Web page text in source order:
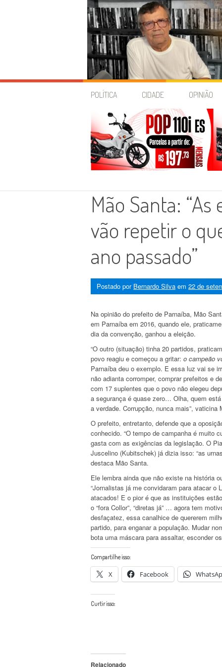
Skip
POLÍTICA CIDADE OPINIÃO
Mão Santa:
vão repetir o
ano passado”
Postado por Bernardo Silva em 22 de
Na opinião do prefeito de Parnaíba, Mão
em Parnaíba em 2016, quando ele,
dia da convenção, ganhou a eleição.
“O outro (situação) tinha 20 partidos,
povo reagiu e começou a gritar: o campeão
Parnaíba deu o exemplo. E essa luz vai se
não adianta corromper, comprar prefeitos e
com 17 suplentes que o povo não elegeu
a segurança é quase zero… Olha, quem
a verdade. Corrupção, nunca mais”, vaticina
O prefeito, entretanto, defende que a
conhecido. “O tempo de campanha é muito
gasta com as exigências da legislação. O
Juscelino (Kubitschek) já dizia isso: “as
destaca Mão Santa.
Ele lembra ainda que não existe na história
“Jornalistas já me convidaram para atacar
atacados! E o pior é que as instituições
o “fora Collor”, “diretas já” … agora tem
desfaçatez, essa canalhice de quererem
partido, para enganar a população. Mudar
bota uma máscara para assaltar, esconder
Compartilhe isso:
X Facebook
Curtir isso:
Relacionado